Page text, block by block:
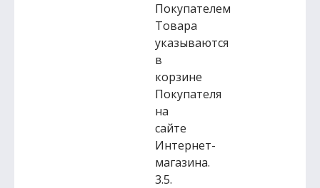
Покупателем
Товара
указываются
в
корзине
Покупателя
на
сайте
Интернет-
магазина.
3.5.